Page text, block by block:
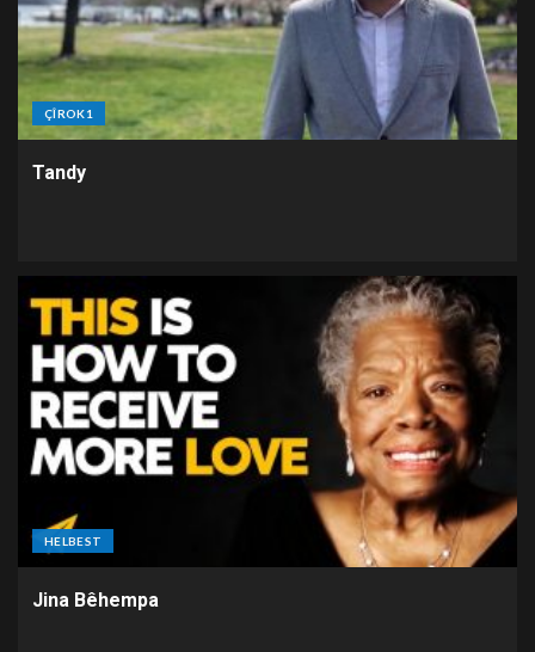
ÇÎROK1
Tandy
HELBEST
Jina Bêhempa